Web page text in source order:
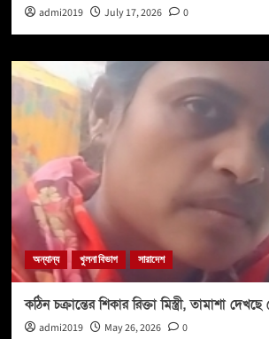
admi2019 July 17, 2026 0
অন্যান্য খুলনা বিভাগ সারাদেশ
কঠিন চক্রান্তের শিকার রিক্তা মিস্ত্রী, তামাশা
admi2019 May 26, 2026 0